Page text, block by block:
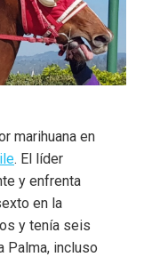
marihuana en
. El líder
y enfrenta
en la
y tenía seis
Palma, incluso